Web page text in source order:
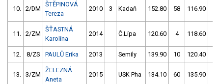
10. 2/DM
ŠTĚPINOVÁ
Tereza
2010 3 Kadaň 152.80 58 116.90
11. 2/ZM
ŠŤASTNÁ
Karolína
2014 Č.Lípa 120.60 4 118.60
12. 8/ZS PAULŮ Erika 2013 Semily 139.90 10 120.40
13. 3/ZM
ŽELEZNÁ
Aneta
2015 USK Pha 134.10 60 135.90